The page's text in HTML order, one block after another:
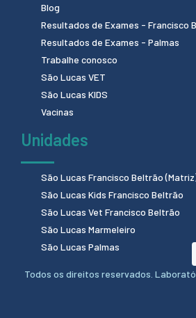
Blog
Resultados de Exames - Francisco
Resultados de Exames - Palmas
Trabalhe conosco
São Lucas VET
São Lucas KIDS
Vacinas
Unidades
São Lucas Francisco Beltrão
São Lucas Kids Francisco Beltrão
São Lucas Vet Francisco Beltrão
São Lucas Marmeleiro
São Lucas Palmas
Todos os direitos reservados.